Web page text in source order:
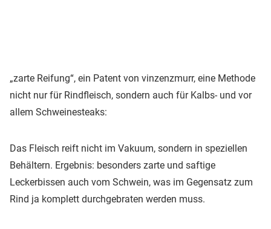
„zarte Reifung“, ein Patent von vinzenzmurr, eine Methode
nicht nur für Rindfleisch, sondern auch für Kalbs- und vor
allem Schweinesteaks:
Das Fleisch reift nicht im Vakuum, sondern in speziellen
Behältern. Ergebnis: besonders zarte und saftige
Leckerbissen auch vom Schwein, was im Gegensatz zum
Rind ja komplett durchgebraten werden muss.